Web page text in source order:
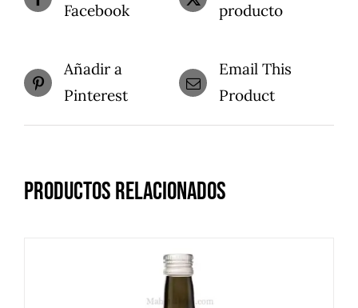
Facebook
producto
Añadir a
Pinterest
Email This
Product
Productos relacionados